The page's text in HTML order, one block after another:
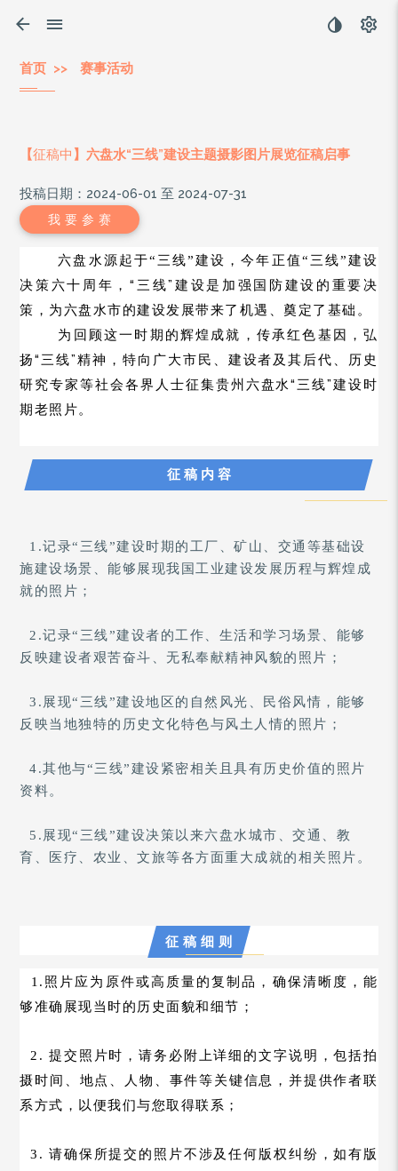
首页 >> 赛事活动
【征稿中 】六盘水“三线”建设主题摄影图片展览征稿启事
投稿日期：2024-06-01 至 2024-07-31
我 要 参 赛
六盘水源起于“三线”建设，今年正值“三线”建设
决策六十周年，“三线” 建设是加强国防建设的重要决
策，为六盘水市的建设发展带来了机遇、奠定了基础。
为回顾这一时期的辉煌成就，传承红色基因，弘
扬“三线”精神，特向广大市民、建设者及其后代、历史
研究专家等社会各界人士征集贵州六盘水“三线”建设时
期老照片。
征 稿 内 容
1.记录“三线”建设时期的工厂、矿山、交通等基础设
施建设场景、能够展现我国工业建设发展历程与辉煌成
就的照片；
2.记录“三线”建设者的工作、生活和学习场景、能够
反映建设者艰苦奋斗、无私奉献精神风貌的照片；
3.展现“三线”建设地区的自然风光、民俗风情，能够
反映当地独特的历史文化特色与风土人情的照片；
4.其他与“三线”建设紧密相关且具有历史价值的照片
资料。
5.展现“三线”建设决策以来六盘水城市、交通、教
育、医疗、农业、文旅等各方面重大成就的相关照片。
征 稿 细 则
1.照片应为原件或高质量的复制品，确保清晰度，能
够准确展现当时的历史面貌和细节；
2. 提交照片时，请务必附上详细的文字说明，包括拍
摄时间、地点、人物、事件等关键信息，并提供作者联
系方式，以便我们与您取得联系；
3. 请确保所提交的照片不涉及任何版权纠纷，如有版